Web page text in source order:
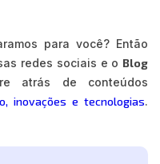
para você? Então
redes sociais e o Blog
atrás de conteúdos
inovações e tecnologias.